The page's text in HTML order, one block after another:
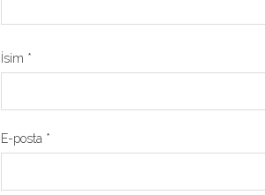
İsim *
E-posta *